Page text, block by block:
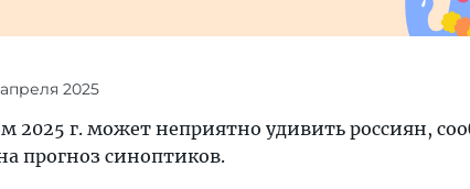
апреля 2025
2025 г. может неприятно удивить россиян,
прогноз синоптиков.